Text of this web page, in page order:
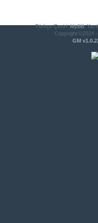
Türkçe Çeviri:MyBB,
Copyright ©2024
GM